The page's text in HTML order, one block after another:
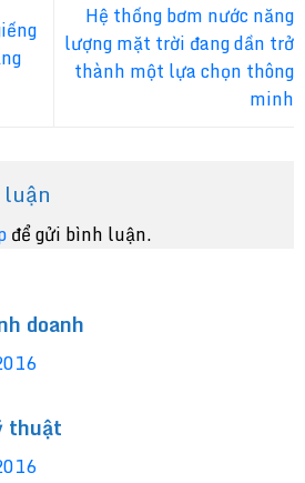
Hệ thống bơm nước năng
lượng mặt trời đang dần trở
thành một lựa chọn thông
minh
để gửi bình luận.
doanh
thuật